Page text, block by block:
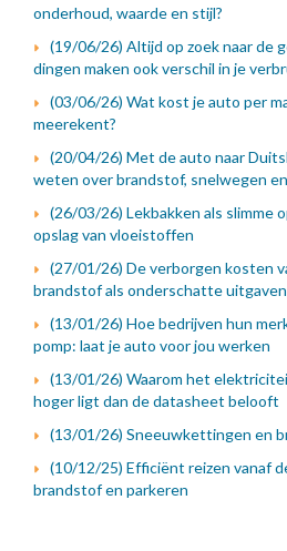
onderhoud, waarde en stijl?
(19/06/26) Altijd op zoek naar de
dingen maken ook verschil in je
(03/06/26) Wat kost je auto per
meerekent?
(20/04/26) Met de auto naar
weten over brandstof, snelwegen
(26/03/26) Lekbakken als slimme
opslag van vloeistoffen
(27/01/26) De verborgen kosten
brandstof als onderschatte
(13/01/26) Hoe bedrijven hun
pomp: laat je auto voor jou werken
(13/01/26) Waarom het
hoger ligt dan de datasheet belooft
(13/01/26) Sneeuwkettingen en
(10/12/25) Efficiënt reizen vanaf
brandstof en parkeren